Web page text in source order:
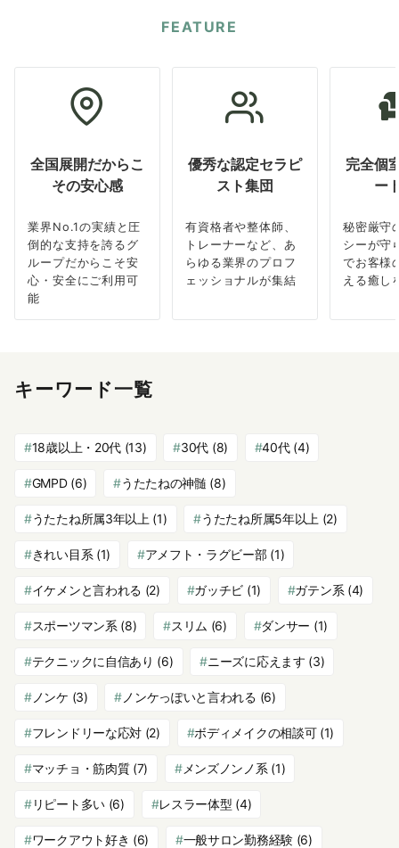
FEATURE
全国展開だからこ
その安心感
業界No.1の実績と圧
倒的な支持を誇るグ
ループだからこそ安
心・安全にご利用可
能
優秀な認定セラピ
スト集団
有資格者や整体師、
トレーナーなど、あ
らゆる業界のプロフ
ェッショナルが集結
完全個
ー
秘密厳守
シーが守
でお客様
える癒し
キーワード一覧
18歳以上・20代 (13) 30代 (8) 40代(4)
GMPD(6) うたたねの神髄 (8)
うたたね所属3年以上 (1) うたたね所属5年以上 (2)
きれい目系 (1) アメフト・ラグビー部(1)
イケメンと言われる (2) ガッチビ (1) ガテン系 (4)
スポーツマン系 (8) スリム (6) ダンサー (1)
テクニックに自信あり (6) ニーズに応えます (3)
ノンケ (3) ノンケっぽいと言われる (6)
フレンドリーな応対 (2) ボディメイクの相談可(1)
マッチョ・筋肉質(7) メンズノンノ系 (1)
リピート多い(6) レスラー体型 (4)
ワークアウト好き (6) 一般サロン勤務経験(6)